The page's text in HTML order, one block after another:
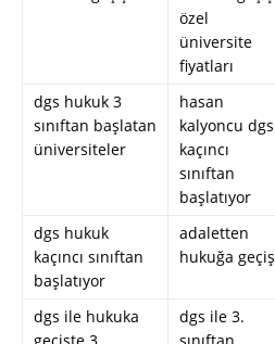
özel
üniversite
fiyatları
dgs hukuk 3
sınıftan başlatan
üniversiteler
hasan
kalyoncu dgs
kaçıncı
sınıftan
başlatıyor
dgs hukuk
kaçıncı sınıftan
başlatıyor
adaletten
hukuğa geçiş
dgs ile hukuka
geçişte 3.
dgs ile 3.
sınıftan